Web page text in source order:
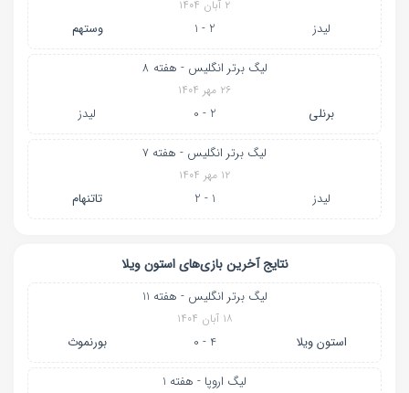
۲ آبان ۱۴۰۴
لیدز 2 - 1 وستهم
لیگ برتر انگلیس - هفته 8
۲۶ مهر ۱۴۰۴
برنلی 2 - 0 لیدز
لیگ برتر انگلیس - هفته 7
۱۲ مهر ۱۴۰۴
لیدز 1 - 2 تاتنهام
نتایج آخرین بازی‌های استون ویلا
لیگ برتر انگلیس - هفته 11
۱۸ آبان ۱۴۰۴
استون ویلا 4 - 0 بورنموث
لیگ اروپا - هفته 1